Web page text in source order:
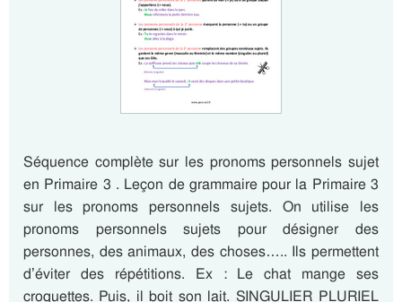
Séquence complète sur les pronoms personnels sujet
en Primaire 3 . Leçon de grammaire pour la Primaire 3
sur les pronoms personnels sujets. On utilise les
pronoms personnels sujets pour désigner des
personnes, des animaux, des choses….. Ils permettent
d’éviter des répétitions. Ex : Le chat mange ses
croquettes. Puis, il boit son lait. SINGULIER PLURIEL